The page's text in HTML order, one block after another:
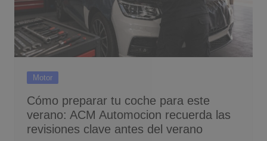
Motor
Cómo preparar tu coche para este
verano: ACM Automocion recuerda las
revisiones clave antes del verano